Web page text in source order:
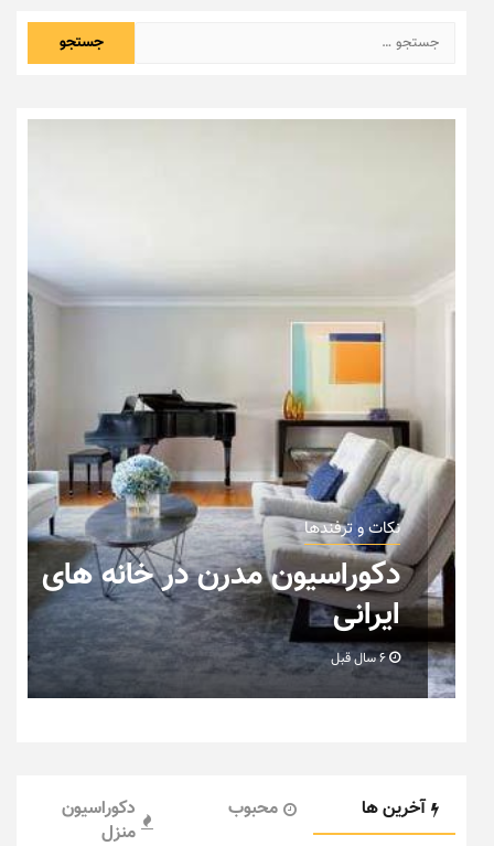
جستجو
برای:
نکات و ترفندها
دکوراسیون مدرن در خانه های
ایرانی
6 سال قبل
آخرین ها محبوب
دکوراسیون
منزل